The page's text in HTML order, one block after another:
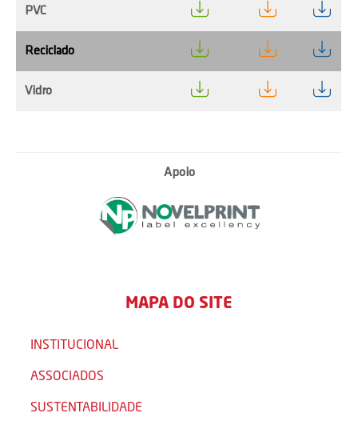
PVC
Reciclado
Vidro
Apoio
MAPA DO SITE
INSTITUCIONAL
ASSOCIADOS
SUSTENTABILIDADE